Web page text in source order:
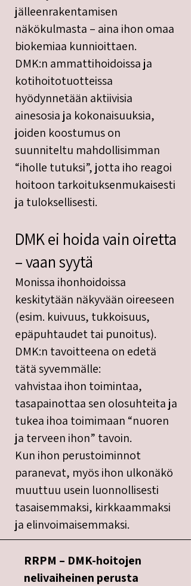
jälleenrakentamisen
näkökulmasta – aina ihon omaa
biokemiaa kunnioittaen.
DMK:n ammattihoidoissa ja
kotihoitotuotteissa
hyödynnetään aktiivisia
ainesosia ja kokonaisuuksia,
joiden koostumus on
suunniteltu mahdollisimman
“iholle tutuksi”, jotta iho reagoi
hoitoon tarkoituksenmukaisesti
ja tuloksellisesti.
DMK ei hoida vain oiretta
– vaan syytä
Monissa ihonhoidoissa
keskitytään näkyvään oireeseen
(esim. kuivuus, tukkoisuus,
epäpuhtaudet tai punoitus).
DMK:n tavoitteena on edetä
tätä syvemmälle:
vahvistaa ihon toimintaa,
tasapainottaa sen olosuhteita ja
tukea ihoa toimimaan “nuoren
ja terveen ihon” tavoin.
Kun ihon perustoiminnot
paranevat, myös ihon ulkonäkö
muuttuu usein luonnollisesti
tasaisemmaksi, kirkkaammaksi
ja elinvoimaisemmaksi.
RRPM – DMK-hoitojen
nelivaiheinen perusta